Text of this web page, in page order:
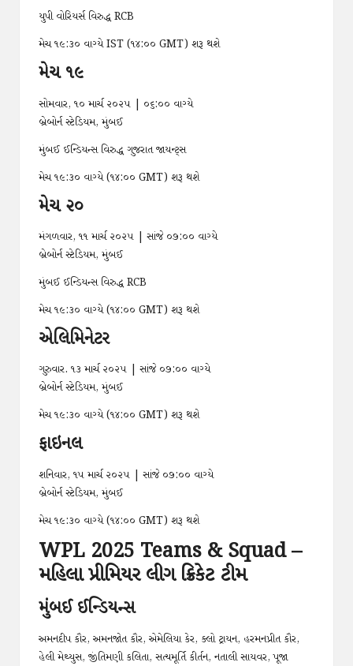
યુપી વોરિયર્સ વિરુદ્ધ RCB
મેચ ૧૯:૩૦ વાગ્યે IST (૧૪:૦૦ GMT) શરૂ થશે
મેચ ૧૯
સોમવાર, ૧૦ માર્ચ ૨૦૨૫ | ૦૬:૦૦ વાગ્યે
બ્રેબોર્ન સ્ટેડિયમ, મુંબઈ
મુંબઈ ઈન્ડિયન્સ વિરુદ્ધ ગુજરાત જાયન્ટ્સ
મેચ ૧૯:૩૦ વાગ્યે (૧૪:૦૦ GMT) શરૂ થશે
મેચ ૨૦
મંગળવાર, ૧૧ માર્ચ ૨૦૨૫ | સાંજે ૦૭:૦૦ વાગ્યે
બ્રેબોર્ન સ્ટેડિયમ, મુંબઈ
મુંબઈ ઈન્ડિયન્સ વિરુદ્ધ RCB
મેચ ૧૯:૩૦ વાગ્યે (૧૪:૦૦ GMT) શરૂ થશે
એલિમિનેટર
ગુરુવાર. ૧૩ માર્ચ ૨૦૨૫ | સાંજે ૦૭:૦૦ વાગ્યે
બ્રેબોર્ન સ્ટેડિયમ, મુંબઈ
મેચ ૧૯:૩૦ વાગ્યે (૧૪:૦૦ GMT) શરૂ થશે
ફાઇનલ
શનિવાર, ૧૫ માર્ચ ૨૦૨૫ | સાંજે ૦૭:૦૦ વાગ્યે
બ્રેબોર્ન સ્ટેડિયમ, મુંબઈ
મેચ ૧૯:૩૦ વાગ્યે (૧૪:૦૦ GMT) શરૂ થશે
WPL 2025 Teams & Squad –
મહિલા પ્રીમિયર લીગ ક્રિકેટ ટીમ
મુંબઈ ઈન્ડિયન્સ
અમનદીપ કૌર, અમનજોત કૌર, એમેલિયા કેર, ક્લો ટ્રાયન, હરમનપ્રીત કૌર,
હેલી મેથ્યુસ, જીંતિમણી કલિતા, સત્યમૂર્તિ કીર્તન, નતાલી સાયવર, પૂજા